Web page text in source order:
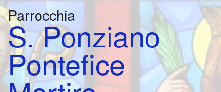
Parrocchia
S. Ponziano
Pontefice